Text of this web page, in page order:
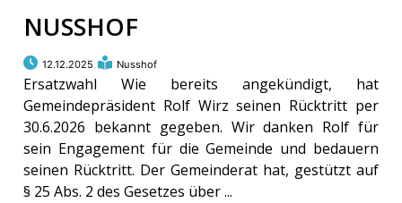
NUSSHOF
12.12.2025 Nusshof
Ersatzwahl Wie bereits angekündigt, hat
Gemeindepräsident Rolf Wirz seinen Rücktritt per
30.6.2026 bekannt gegeben. Wir danken Rolf für
sein Engagement für die Gemeinde und bedauern
seinen Rücktritt. Der Gemeinderat hat, gestützt auf
§ 25 Abs. 2 des Gesetzes über ...